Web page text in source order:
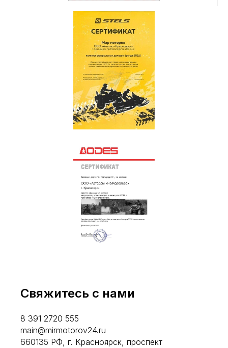
Свяжитесь с нами
8 391 2720 555
main@mirmotorov24.ru
660135 РФ, г. Красноярск, проспект